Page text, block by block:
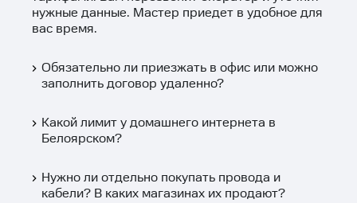
нужные данные. Мастер приедет в удобное для
вас время.
Обязательно ли приезжать в офис или можно
заполнить договор удаленно?
Какой лимит у домашнего интернета в
Белоярском?
Нужно ли отдельно покупать провода и
кабели? В каких магазинах их продают?